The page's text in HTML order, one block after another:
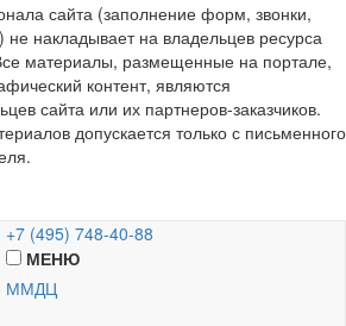
сайта (заполнение форм, звонки,
не накладывает на владельцев ресурса
материалы, размещенные на портале,
контент, являются
сайта или их партнеров-заказчиков.
допускается только с письменного
+7 (495) 748-40-88
МЕНЮ
ММДЦ